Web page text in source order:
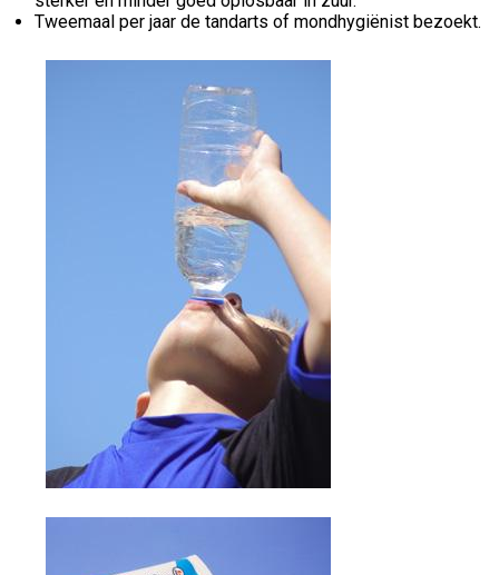
Tweemaal per jaar de tandarts of mondhygiënist bezoekt.